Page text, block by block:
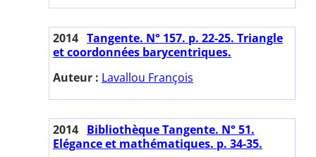
2014 Tangente. N° 157. p. 22-25. Triangle
et coordonnées barycentriques.
Auteur : Lavallou François
2014 Bibliothèque Tangente. N° 51.
Elégance et mathématiques. p. 34-35.